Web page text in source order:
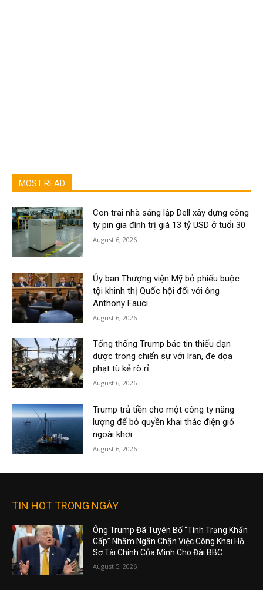
MOST READ
Con trai nhà sáng lập Dell xây dựng công
ty pin gia đình trị giá 13 tỷ USD ở tuổi 30
August 6, 2026
Ủy ban Thượng viện Mỹ bỏ phiếu buộc
tội khinh thị Quốc hội đối với ông
Anthony Fauci
August 6, 2026
Tổng thống Trump bác tin thiếu đạn
dược trong chiến sự với Iran, đe dọa
phạt tù kẻ rò rỉ
August 6, 2026
Trump trả tiền cho một công ty năng
lượng để bỏ quyền khai thác điện gió
ngoài khơi
August 6, 2026
TIN HOT TRONG NGÀY
Ông Trump Đã Tuyên Bố “Tình Trạng Khẩn
Cấp” Nhằm Ngăn Chặn Việc Công Khai Hồ
Sơ Tài Chính Của Mình Cho Đài BBC
August 5, 2026